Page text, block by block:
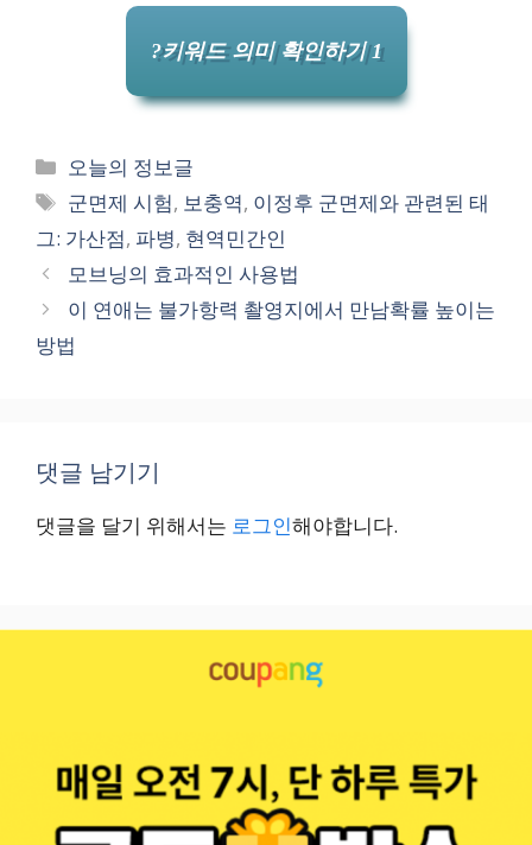
?키워드 의미 확인하기 1
카
테
리
오늘의 정보글
태
그
군면제 시험, 보충역, 이정후 군면제와 관련된 태
그: 가산점, 파병, 현역민간인
모브닝의 효과적인 사용법
이 연애는 불가항력 촬영지에서 만남확률 높이는
방법
댓글 남기기
댓글을 달기 위해서는 로그인해야합니다.